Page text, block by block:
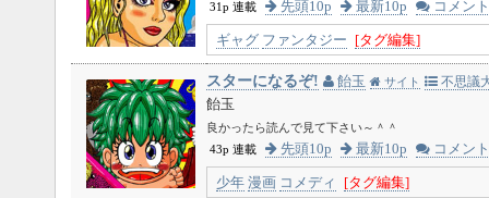
31p 連載
先頭10p 最新10p コメント
ギャグ ファンタジー [タグ編集]
スターになるぞ! 飴玉 サイト
不思議
飴玉
良かったら読んで見て下さい～＾＾
43p 連載
先頭10p 最新10p コメント
少年 漫画 コメディ [タグ編集]